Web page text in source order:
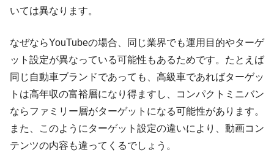
いては異なります。
なぜならYouTubeの場合、同じ業界でも運用目的やターゲ
ット設定が異なっている可能性もあるためです。たとえば
同じ自動車ブランドであっても、高級車であればターゲッ
トは高年収の富裕層になり得ますし、コンパクトミニバン
ならファミリー層がターゲットになる可能性があります。
また、このようにターゲット設定の違いにより、動画コン
テンツの内容も違ってくるでしょう。